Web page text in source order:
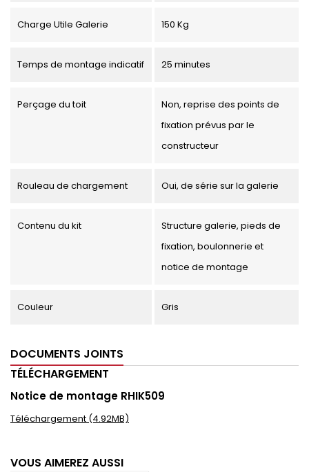
Charge Utile Galerie 150 Kg
Temps de montage indicatif 25 minutes
Perçage du toit
Non, reprise des points de
fixation prévus par le
constructeur
Rouleau de chargement Oui, de série sur la galerie
Contenu du kit
Structure galerie, pieds de
fixation, boulonnerie et
notice de montage
Couleur Gris
DOCUMENTS JOINTS
TÉLÉCHARGEMENT
Notice de montage RHIK509
Téléchargement (4.92MB)
VOUS AIMEREZ AUSSI